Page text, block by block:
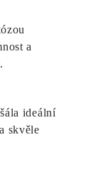
a
ideální
skvěle